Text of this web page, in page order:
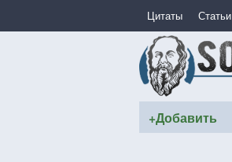
Цитаты Статьи
+Добавить